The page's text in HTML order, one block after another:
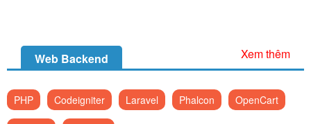
Web Backend Xem thêm
PHP Codeigniter Laravel Phalcon OpenCart